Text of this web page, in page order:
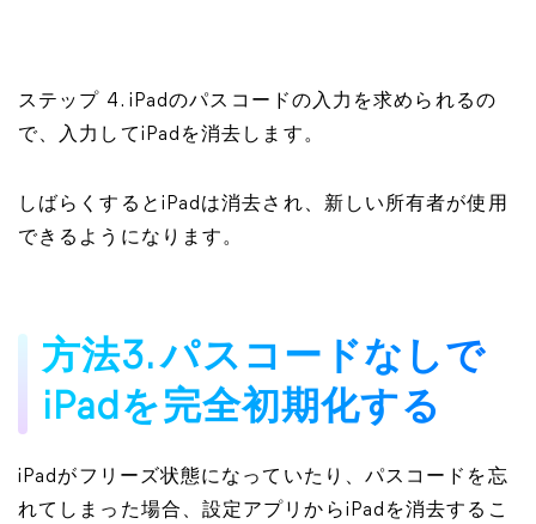
ステップ 4. iPadのパスコードの入力を求められるの
で、入力してiPadを消去します。
しばらくするとiPadは消去され、新しい所有者が使用
できるようになります。
方法3. パスコードなしで
iPadを完全初期化する
iPadがフリーズ状態になっていたり、パスコードを忘
れてしまった場合、設定アプリからiPadを消去するこ